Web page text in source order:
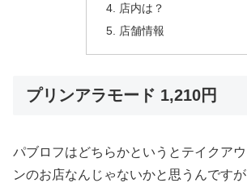
店内は？
店舗情報
プリンアラモード 1,210円
パブロフはどちらかというとテイクア
ンのお店なんじゃないかと思うんです